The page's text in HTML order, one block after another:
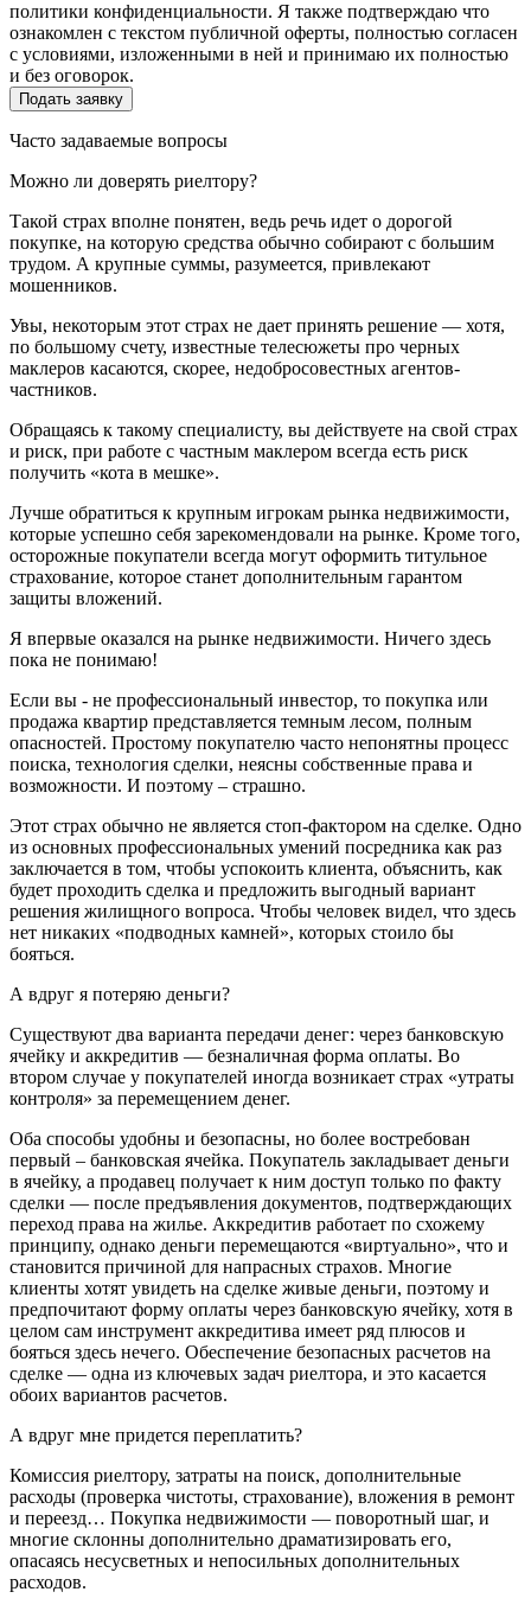
политики конфиденциальности. Я также подтверждаю что
ознакомлен с текстом публичной оферты, полностью согласен
с условиями, изложенными в ней и принимаю их полностью
и без оговорок.
Часто задаваемые вопросы
Можно ли доверять риелтору?
Такой страх вполне понятен, ведь речь идет о дорогой
покупке, на которую средства обычно собирают с большим
трудом. А крупные суммы, разумеется, привлекают
мошенников.
Увы, некоторым этот страх не дает принять решение — хотя,
по большому счету, известные телесюжеты про черных
маклеров касаются, скорее, недобросовестных агентов-
частников.
Обращаясь к такому специалисту, вы действуете на свой страх
и риск, при работе с частным маклером всегда есть риск
получить «кота в мешке».
Лучше обратиться к крупным игрокам рынка недвижимости,
которые успешно себя зарекомендовали на рынке. Кроме того,
осторожные покупатели всегда могут оформить титульное
страхование, которое станет дополнительным гарантом
защиты вложений.
Я впервые оказался на рынке недвижимости. Ничего здесь
пока не понимаю!
Если вы - не профессиональный инвестор, то покупка или
продажа квартир представляется темным лесом, полным
опасностей. Простому покупателю часто непонятны процесс
поиска, технология сделки, неясны собственные права и
возможности. И поэтому – страшно.
Этот страх обычно не является стоп-фактором на сделке. Одно
из основных профессиональных умений посредника как раз
заключается в том, чтобы успокоить клиента, объяснить, как
будет проходить сделка и предложить выгодный вариант
решения жилищного вопроса. Чтобы человек видел, что здесь
нет никаких «подводных камней», которых стоило бы
бояться.
А вдруг я потеряю деньги?
Существуют два варианта передачи денег: через банковскую
ячейку и аккредитив — безналичная форма оплаты. Во
втором случае у покупателей иногда возникает страх «утраты
контроля» за перемещением денег.
Оба способы удобны и безопасны, но более востребован
первый – банковская ячейка. Покупатель закладывает деньги
в ячейку, а продавец получает к ним доступ только по факту
сделки — после предъявления документов, подтверждающих
переход права на жилье. Аккредитив работает по схожему
принципу, однако деньги перемещаются «виртуально», что и
становится причиной для напрасных страхов. Многие
клиенты хотят увидеть на сделке живые деньги, поэтому и
предпочитают форму оплаты через банковскую ячейку, хотя в
целом сам инструмент аккредитива имеет ряд плюсов и
бояться здесь нечего. Обеспечение безопасных расчетов на
сделке — одна из ключевых задач риелтора, и это касается
обоих вариантов расчетов.
А вдруг мне придется переплатить?
Комиссия риелтору, затраты на поиск, дополнительные
расходы (проверка чистоты, страхование), вложения в ремонт
и переезд… Покупка недвижимости — поворотный шаг, и
многие склонны дополнительно драматизировать его,
опасаясь несусветных и непосильных дополнительных
расходов.